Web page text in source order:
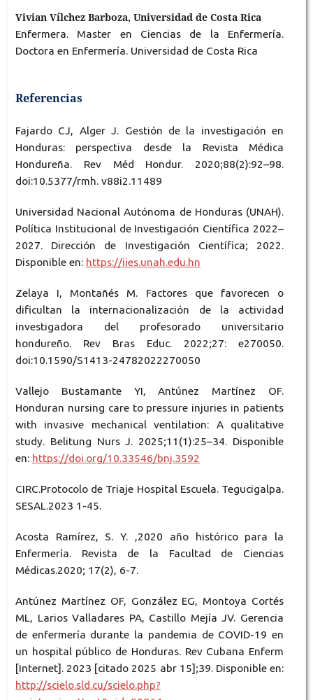
Vivian Vílchez Barboza, Universidad de Costa Rica
Enfermera. Master en Ciencias de la Enfermería.
Doctora en Enfermería. Universidad de Costa Rica
Referencias
Fajardo CJ, Alger J. Gestión de la investigación en
Honduras: perspectiva desde la Revista Médica
Hondureña. Rev Méd Hondur. 2020;88(2):92–98.
doi:10.5377/rmh. v88i2.11489
Universidad Nacional Autónoma de Honduras (UNAH).
Política Institucional de Investigación Científica 2022–
2027. Dirección de Investigación Científica; 2022.
Disponible en: https://iies.unah.edu.hn
Zelaya I, Montañés M. Factores que favorecen o
dificultan la internacionalización de la actividad
investigadora del profesorado universitario
hondureño. Rev Bras Educ. 2022;27: e270050.
doi:10.1590/S1413-24782022270050
Vallejo Bustamante YI, Antúnez Martínez OF.
Honduran nursing care to pressure injuries in patients
with invasive mechanical ventilation: A qualitative
study. Belitung Nurs J. 2025;11(1):25–34. Disponible
en: https://doi.org/10.33546/bnj.3592
CIRC.Protocolo de Triaje Hospital Escuela. Tegucigalpa.
SESAL.2023 1-45.
Acosta Ramírez, S. Y. ,2020 año histórico para la
Enfermería. Revista de la Facultad de Ciencias
Médicas.2020; 17(2), 6-7.
Antúnez Martínez OF, González EG, Montoya Cortés
ML, Larios Valladares PA, Castillo Mejía JV. Gerencia
de enfermería durante la pandemia de COVID-19 en
un hospital público de Honduras. Rev Cubana Enferm
[Internet]. 2023 [citado 2025 abr 15];39. Disponible en:
http://scielo.sld.cu/scielo.php?